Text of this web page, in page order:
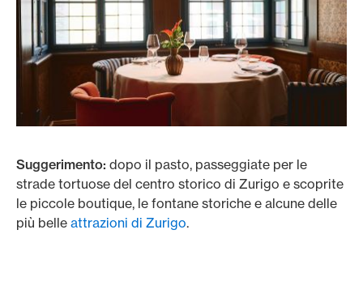
Suggerimento: dopo il pasto, passeggiate per le
strade tortuose del centro storico di Zurigo e scoprite
le piccole boutique, le fontane storiche e alcune delle
più belle attrazioni di Zurigo.